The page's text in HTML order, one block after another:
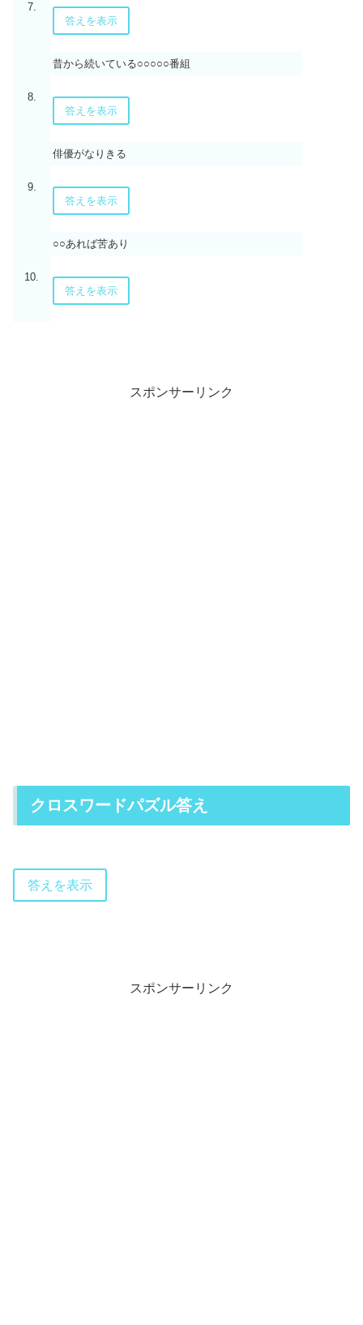
7.
答えを表示
8.
昔から続いている○○○○○番組
答えを表示
9.
俳優がなりきる
答えを表示
10.
○○あれば苦あり
答えを表示
スポンサーリンク
クロスワードパズル答え
答えを表示
スポンサーリンク